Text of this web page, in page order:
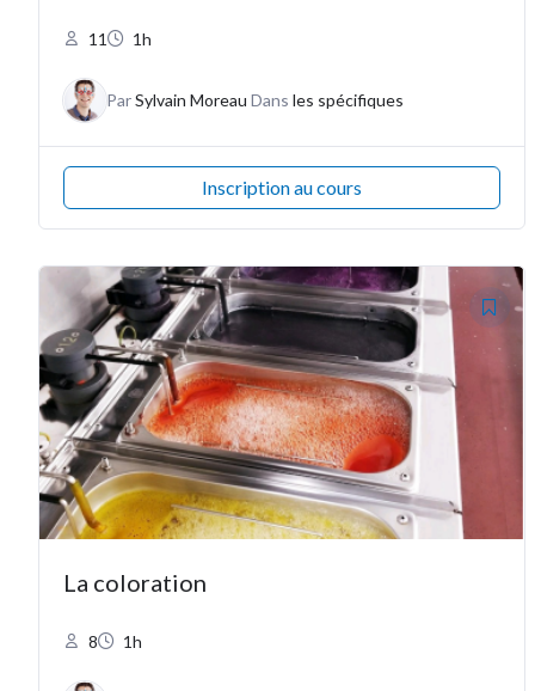
11 1h
ParSylvain Moreau Dans les spécifiques
Inscription au cours
La coloration
8 1h